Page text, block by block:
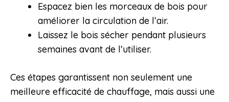
Espacez bien les morceaux de bois pour
améliorer la circulation de l’air.
Laissez le bois sécher pendant plusieurs
semaines avant de l’utiliser.
Ces étapes garantissent non seulement une
meilleure efficacité de chauffage, mais aussi une